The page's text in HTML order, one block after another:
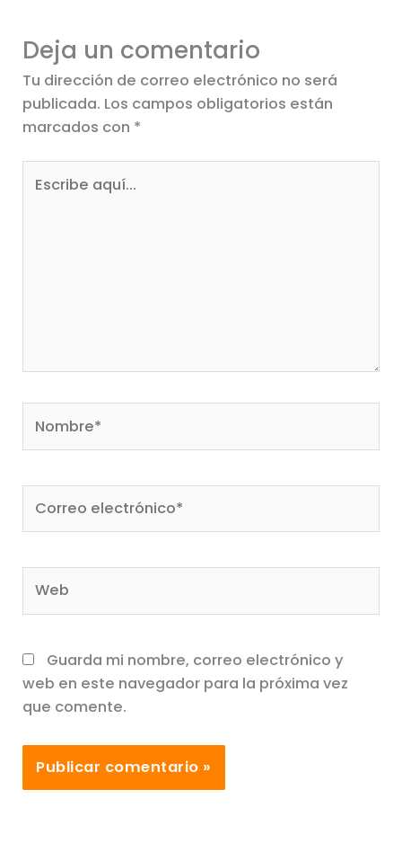
Deja un comentario
Tu dirección de correo electrónico no será
publicada. Los campos obligatorios están
marcados con *
aquí...
electrónico*
Guarda mi nombre, correo electrónico y
web en este navegador para la próxima vez
que comente.